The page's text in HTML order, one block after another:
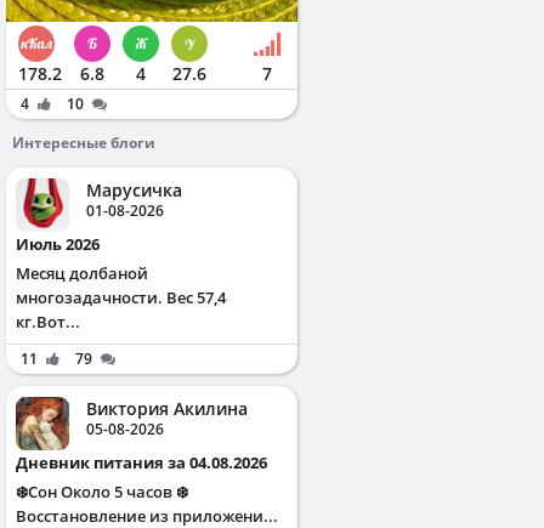
178.2 6.8 4 27.6 7
4
10
Интересные блоги
Марусичка
01-08-2026
Июль 2026
Месяц долбаной
многозадачности. Вес 57,4
кг.Вот...
11 79
Виктория Акилина
05-08-2026
Дневник питания за 04.08.2026
❄️Сон Около 5 часов ❄️
Восстановление из приложени...